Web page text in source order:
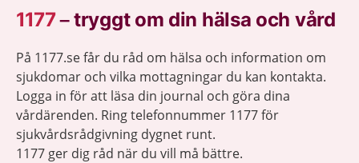
1177–tryggt om din hälsa och vård
På 1177.se får du råd om hälsa och information om
sjukdomar och vilka mottagningar du kan kontakta.
Logga in för att läsa din journal och göra dina
vårdärenden. Ring telefonnummer 1177 för
sjukvårdsrådgivning dygnet runt.
1177 ger dig råd när du vill må bättre.